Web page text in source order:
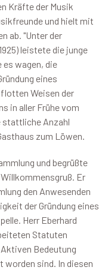
Kräfte der Musik
und hielt mit
ab. "Unter der
leistete die junge
es wagen, die
eines
Weisen der
in aller Frühe vom
stattliche Anzahl
zum Löwen.
und begrüßte
Er
den Anwesenden
der Gründung eines
Herr Eberhard
Statuten
Bedeutung
worden sind. In diesen